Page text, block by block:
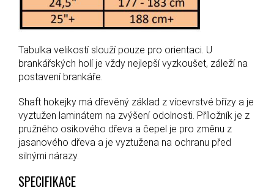
Tabulka velikostí slouží pouze pro orientaci. U
brankářských holí je vždy nejlepší vyzkoušet, záleží na
postavení brankáře.
Shaft hokejky má dřevěný základ z vícevrstvé břízy a je
vyztužen laminátem na zvýšení odolnosti. Příložník je z
pružného osikového dřeva a čepel je pro změnu z
jasanového dřeva a je vyztužena na ochranu před
silnými nárazy.
SPECIFIKACE